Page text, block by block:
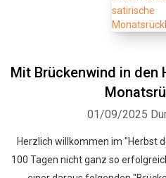
Mit Brückenwind in den
01/09/2025
Herzlich willkommen im "Herbst
100 Tagen nicht ganz so